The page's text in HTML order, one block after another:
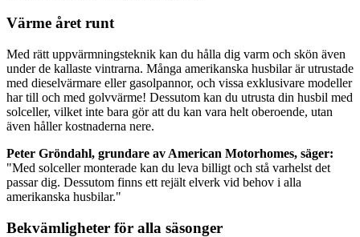
Värme året runt
Med rätt uppvärmningsteknik kan du hålla dig varm och skön även
under de kallaste vintrarna. Många amerikanska husbilar är utrustade
med dieselvärmare eller gasolpannor, och vissa exklusivare modeller
har till och med golvvärme! Dessutom kan du utrusta din husbil med
solceller, vilket inte bara gör att du kan vara helt oberoende, utan
även håller kostnaderna nere.
Peter Gröndahl, grundare av American Motorhomes, säger:
"Med solceller monterade kan du leva billigt och stå varhelst det
passar dig. Dessutom finns ett rejält elverk vid behov i alla
amerikanska husbilar."
Bekvämligheter för alla säsonger